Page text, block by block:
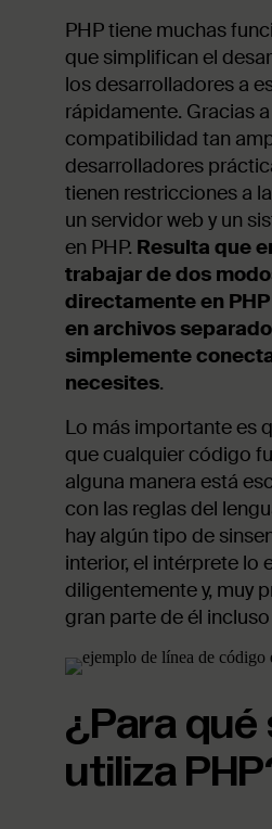
PHP tiene muchas
que simplifican el
los desarrolladores a
rápidamente. Gracias
compatibilidad tan
desarrolladores
tienen restricciones a
un servidor web y un
en PHP. Resulta que
trabajar de dos
directamente en
en archivos
simplemente
necesites.
Lo más importante es
que cualquier código
alguna manera está
con las reglas del
hay algún tipo de
interior, el intérprete lo
diligentemente y, muy
gran parte de él
¿Para qué
utiliza